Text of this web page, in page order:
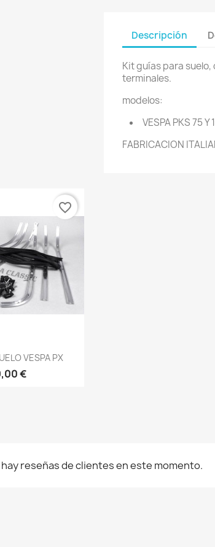
Descripción
Kit guías para
terminales.
modelos:
VESPA PKS 75 Y
FABRICACION
rápida
VESPA PX
€
favorite_border
hay reseñas de clientes en este momento.